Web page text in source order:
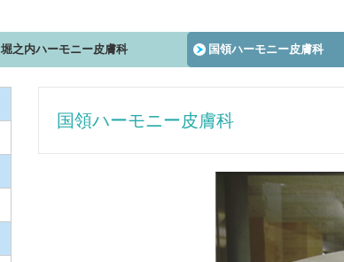
堀之内ハーモニー皮膚科 国領ハーモニー皮膚科
国領ハーモニー皮膚科